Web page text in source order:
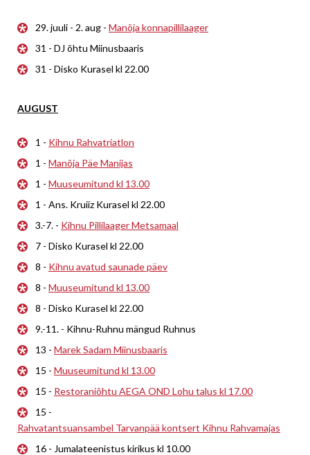
29. juuli - 2. aug - Manõja konnapillilaager
31 - DJ õhtu Miinusbaaris
31 - Disko Kurasel kl 22.00
AUGUST
1 - Kihnu Rahvatriatlon
1 - Manõja Päe Manijas
1 - Muuseumitund kl 13.00
1 - Ans. Kruiiz Kurasel kl 22.00
3.-7. - Kihnu Pillilaager Metsamaal
7 - Disko Kurasel kl 22.00
8 - Kihnu avatud saunade päev
8 - Muuseumitund kl 13.00
8 - Disko Kurasel kl 22.00
9.-11. - Kihnu-Ruhnu mängud Ruhnus
13 - Marek Sadam Miinusbaaris
15 - Muuseumitund kl 13.00
15 - Restoraniõhtu AEGA OND Lohu talus kl 17.00
15 -
Rahvatantsuansambel Tarvanpää kontsert Kihnu Rahvamajas
16 - Jumalateenistus kirikus kl 10.00